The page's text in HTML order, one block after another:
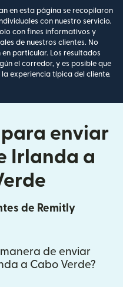
en esta página se recopilaron
con nuestro servicio.
con fines informativos y
de nuestros clientes. No
particular. Los resultados
el corredor, y es posible que
experiencia típica del cliente.
enviar
Irlanda a
de Remitly
de enviar
a Cabo Verde?